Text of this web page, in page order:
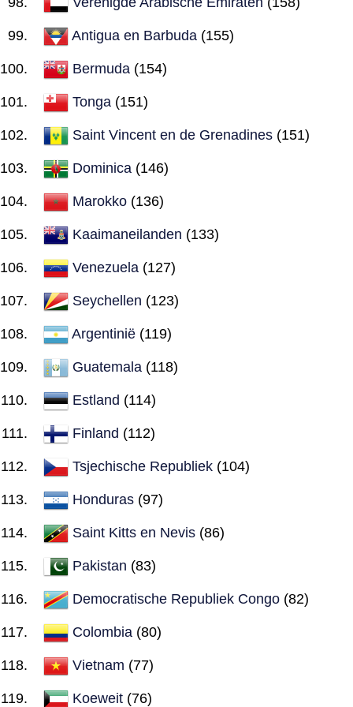
Antigua en Barbuda (155)
Bermuda (154)
Tonga (151)
Saint Vincent en de Grenadines (151)
Dominica (146)
Marokko (136)
Kaaimaneilanden (133)
Venezuela (127)
Seychellen (123)
Argentinië (119)
Guatemala (118)
Estland (114)
Finland (112)
Tsjechische Republiek (104)
Honduras (97)
Saint Kitts en Nevis (86)
Pakistan (83)
Democratische Republiek Congo (82)
Colombia (80)
Vietnam (77)
Koeweit (76)